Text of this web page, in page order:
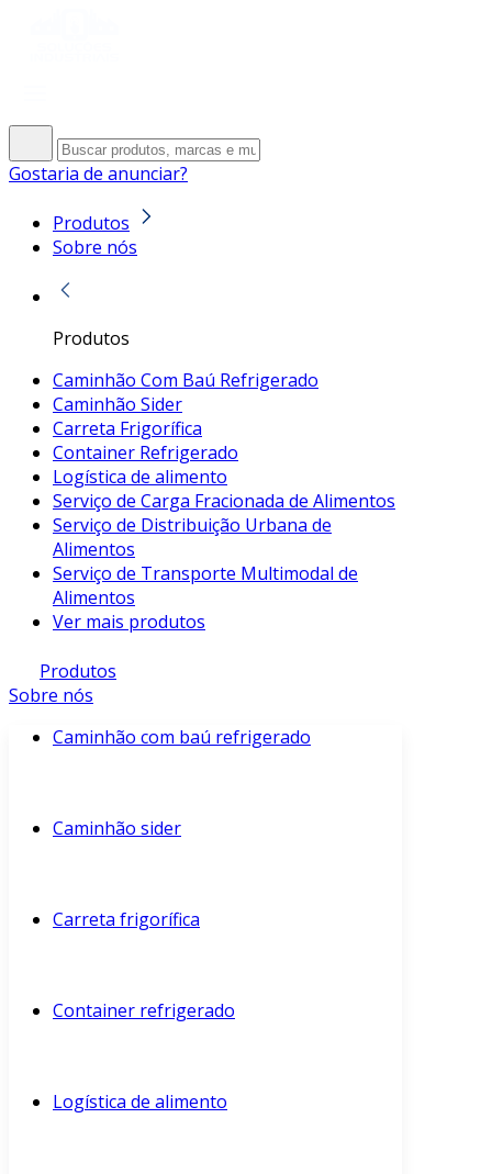
Gostaria de anunciar?
Produtos
Sobre nós
Produtos
Caminhão Com Baú Refrigerado
Caminhão Sider
Carreta Frigorífica
Container Refrigerado
Logística de alimento
Serviço de Carga Fracionada de Alimentos
Serviço de Distribuição Urbana de
Alimentos
Serviço de Transporte Multimodal de
Alimentos
Ver mais produtos
Produtos
Sobre nós
Caminhão com baú refrigerado
Caminhão sider
Carreta frigorífica
Container refrigerado
Logística de alimento